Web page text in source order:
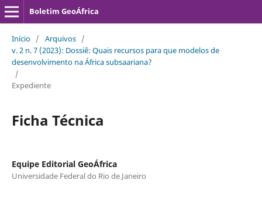
Boletim GeoÁfrica
Início / Arquivos /
v. 2 n. 7 (2023): Dossiê: Quais recursos para que modelos de
desenvolvimento na África subsaariana?
/
Expediente
Ficha Técnica
Equipe Editorial GeoÁfrica
Universidade Federal do Rio de Janeiro